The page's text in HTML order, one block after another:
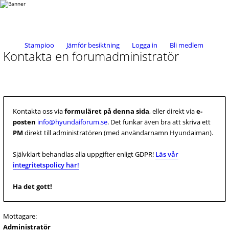
Stampioo Jämför besiktning Logga in Bli medlem
Kontakta en forumadministratör
Kontakta oss viaformuläret på denna sida, eller direkt viae-
posten info@hyundaiforum.se. Det funkar även bra att skriva ett
PMdirekt till administratören (med användarnamn Hyundaiman).
Självklart behandlas alla uppgifter enligt GDPR! Läs vår
integritetspolicy här!
Ha det gott!
Mottagare:
Administratör